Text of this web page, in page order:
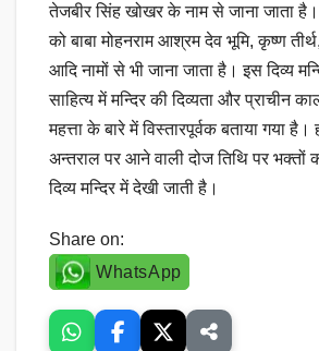
तेजबीर सिंह खोखर के नाम से जाना जाता
को बाबा मोहनराम आश्रम देव भूमि, कृष्ण
आदि नामों से भी जाना जाता है। इस दिव्य
साहित्य में मन्दिर की दिव्यता और प्राचीन
महत्ता के बारे में विस्तारपूर्वक बताया गया
अन्तराल पर आने वाली दोज तिथि पर भक्तों
दिव्य मन्दिर में देखी जाती है।
Share on:
WhatsApp